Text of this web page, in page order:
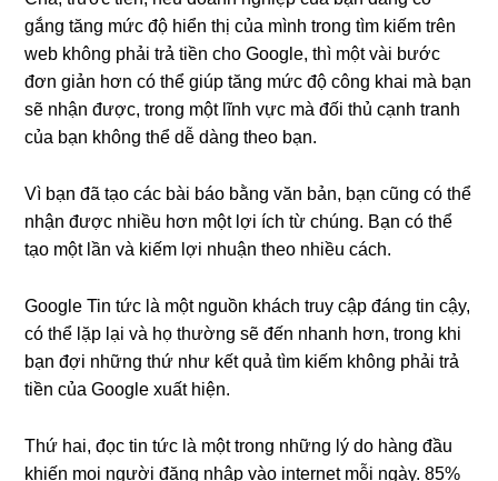
gắng tăng mức độ hiển thị của mình trong tìm kiếm trên
web không phải trả tiền cho Google, thì một vài bước
đơn giản hơn có thể giúp tăng mức độ công khai mà bạn
sẽ nhận được, trong một lĩnh vực mà đối thủ cạnh tranh
của bạn không thể dễ dàng theo bạn.
Vì bạn đã tạo các bài báo bằng văn bản, bạn cũng có thể
nhận được nhiều hơn một lợi ích từ chúng. Bạn có thể
tạo một lần và kiếm lợi nhuận theo nhiều cách.
Google Tin tức là một nguồn khách truy cập đáng tin cậy,
có thể lặp lại và họ thường sẽ đến nhanh hơn, trong khi
bạn đợi những thứ như kết quả tìm kiếm không phải trả
tiền của Google xuất hiện.
Thứ hai, đọc tin tức là một trong những lý do hàng đầu
khiến mọi người đăng nhập vào internet mỗi ngày. 85%